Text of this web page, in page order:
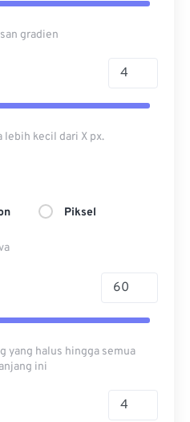
gradien
lebih kecil dari X px.
Piksel
yang halus hingga semua
ini